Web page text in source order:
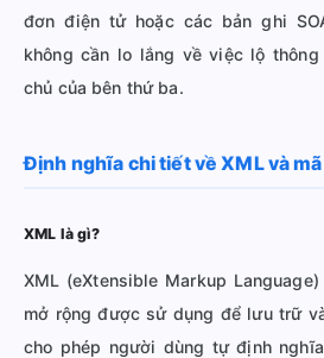
đơn điện tử hoặc các bản ghi
không cần lo lắng về việc lộ
chủ của bên thứ ba.
Định nghĩa chi tiết về XML và
XML là gì?
XML (eXtensible Markup
mở rộng được sử dụng để lưu trữ
cho phép người dùng tự định